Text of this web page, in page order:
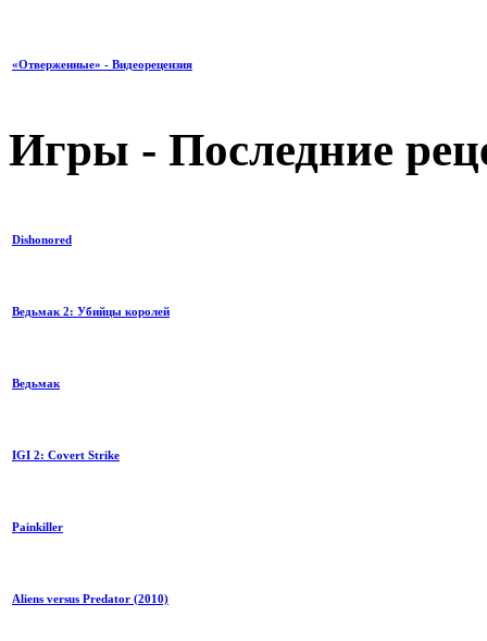
«Отверженные» - Видеорецензия
Игры - Последние
Dishonored
Ведьмак 2: Убийцы королей
Ведьмак
IGI 2: Covert Strike
Painkiller
Aliens versus Predator (2010)